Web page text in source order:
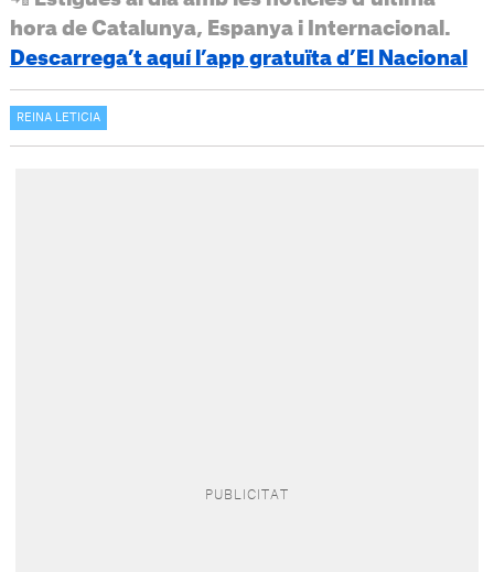
hora de Catalunya, Espanya i Internacional.
Descarrega’t aquí l’app gratuïta d’El Nacional
REINA LETICIA